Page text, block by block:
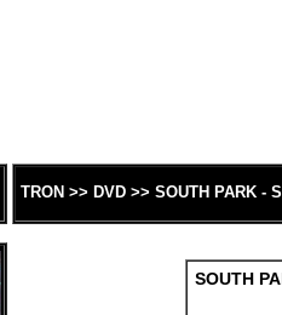
TRON >> DVD >> SOUTH PARK -
SOUTH